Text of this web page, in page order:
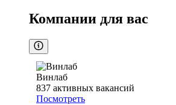
Компании для вас
Винлаб
837 активных вакансий
Посмотреть